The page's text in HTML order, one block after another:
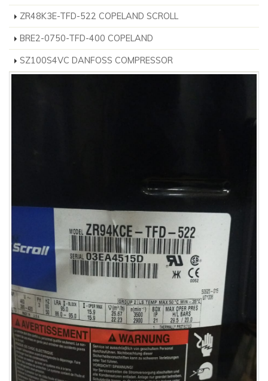
ZR48K3E-TFD-522 COPELAND SCROLL
BRE2-0750-TFD-400 COPELAND
SZ100S4VC DANFOSS COMPRESSOR